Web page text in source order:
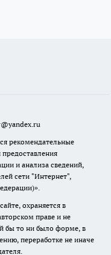
рекомендательные
и анализа сведений,
сети "Интернет",
охраняется в
праве и не
бы то ни было форме, в
переработке не иначе